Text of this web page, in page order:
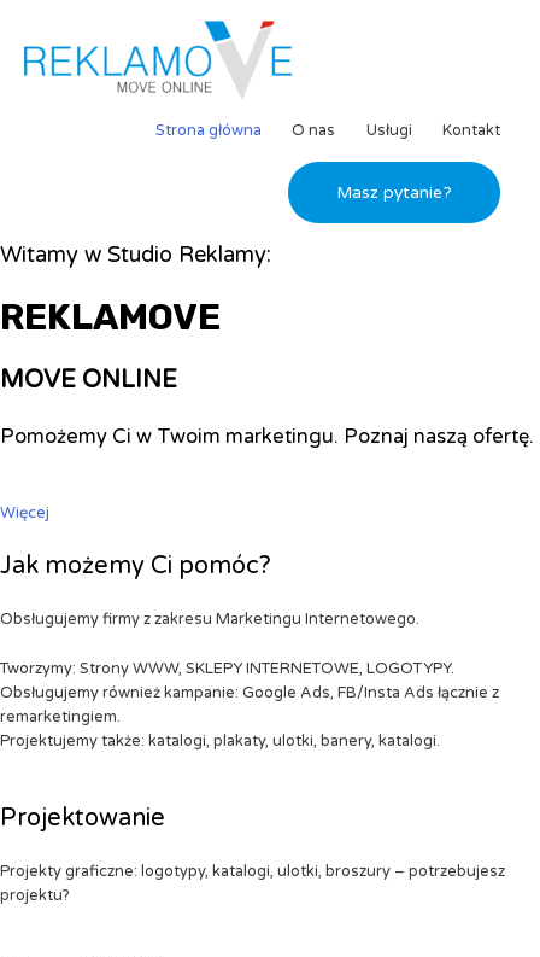
Strona główna O nas Usługi Kontakt
Masz pytanie?
Witamy w Studio Reklamy:
REKLAMOVE
MOVE ONLINE
Pomożemy Ci w Twoim marketingu. Poznaj naszą ofertę.
Więcej
Jak możemy Ci pomóc?
Obsługujemy firmy z zakresu Marketingu Internetowego.
Tworzymy: Strony WWW, SKLEPY INTERNETOWE, LOGOTYPY.
Obsługujemy również kampanie: Google Ads, FB/Insta Ads łącznie z
remarketingiem.
Projektujemy także: katalogi, plakaty, ulotki, banery, katalogi.
Projektowanie
Projekty graficzne: logotypy, katalogi, ulotki, broszury – potrzebujesz
projektu?